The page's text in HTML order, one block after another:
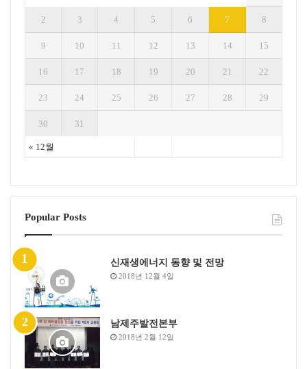
« 12월
2 3 4 5 6 7 8
9 10 11 12 13 14 15
16 17 18 19 20 21 22
23 24 25 26 27 28 29
30 31
Popular Posts
신재생에너지 동향 및 전망
2018년 12월 4일
남제주발전본부
2018년 2월 12일